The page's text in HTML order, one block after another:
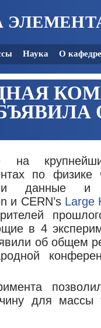
Наука О кафедре
на
по физике
данные
и CERN’s Large
в 4
об общем
для массы